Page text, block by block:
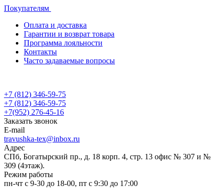
Покупателям
Оплата и доставка
Гарантии и возврат товара
Программа лояльности
Контакты
Часто задаваемые вопросы
+7 (812) 346-59-75
+7 (812) 346-59-75
+7(952) 276-45-16
Заказать звонок
E-mail
travushka-tex@inbox.ru
Адрес
СПб, Богатырский пр., д. 18 корп. 4, стр. 13 офис № 307 и №
309 (4этаж).
Режим работы
пн-чт с 9-30 до 18-00, пт с 9:30 до 17:00